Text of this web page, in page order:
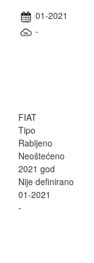
01-2021
-
FIAT
Tipo
Rabljeno
Neoštećeno
2021 god
Nije definirano
01-2021
-